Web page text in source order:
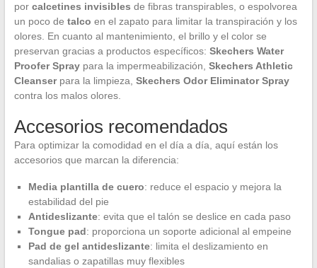
por calcetines invisibles de fibras transpirables, o espolvorea
un poco de talco en el zapato para limitar la transpiración y los
olores. En cuanto al mantenimiento, el brillo y el color se
preservan gracias a productos específicos: Skechers Water
Proofer Spraypara la impermeabilización, Skechers Athletic
Cleanserpara la limpieza, Skechers Odor Eliminator Spray
contra los malos olores.
Accesorios recomendados
Para optimizar la comodidad en el día a día, aquí están los
accesorios que marcan la diferencia:
Media plantilla de cuero: reduce el espacio y mejora la
estabilidad del pie
Antideslizante: evita que el talón se deslice en cada paso
Tongue pad: proporciona un soporte adicional al empeine
Pad de gel antideslizante: limita el deslizamiento en
sandalias o zapatillas muy flexibles